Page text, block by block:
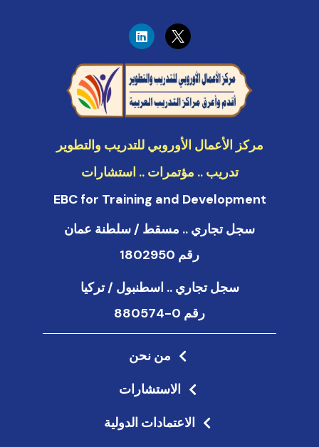
L
i
n
k
e
d
i
n
مركز الأعمال الأوروبي للتدريب والتطوير
تدريب .. مؤتمرات .. استشارات
EBC for Training and Development
سجل تجاري .. مسقط / سلطنة عمان
رقم 1802950
سجل تجاري .. اسطنبول / تركيا
رقم 0-880574
من نحن
الاستشارات
الاعتمادات الدولية